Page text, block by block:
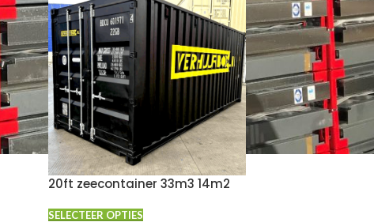
20ft zeecontainer 33m3 14m2
SELECTEER OPTIES